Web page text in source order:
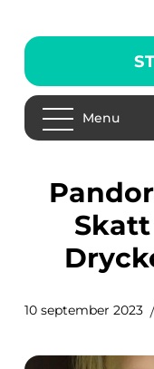
Menu
Pandora smycken: En
10 september 2023